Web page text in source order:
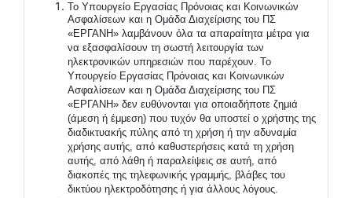
Το Υπουργείο Εργασίας Πρόνοιας και Κοινωνικών
Ασφαλίσεων και η Ομάδα Διαχείρισης του ΠΣ
«ΕΡΓΑΝΗ» λαμβάνουν όλα τα απαραίτητα μέτρα για
να εξασφαλίσουν τη σωστή λειτουργία των
ηλεκτρονικών υπηρεσιών που παρέχουν. Το
Υπουργείο Εργασίας Πρόνοιας και Κοινωνικών
Ασφαλίσεων και η Ομάδα Διαχείρισης του ΠΣ
«ΕΡΓΑΝΗ» δεν ευθύνονται για οποιαδήποτε ζημιά
(άμεση ή έμμεση) που τυχόν θα υποστεί ο χρήστης της
διαδικτυακής πύλης από τη χρήση ή την αδυναμία
χρήσης αυτής, από καθυστερήσεις κατά τη χρήση
αυτής, από λάθη ή παραλείψεις σε αυτή, από
διακοπές της τηλεφωνικής γραμμής, βλάβες του
δικτύου ηλεκτροδότησης ή για άλλους λόγους.